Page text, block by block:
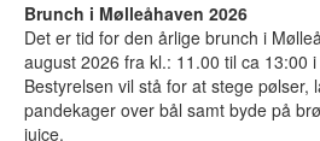
Brunch i Mølleåhaven 2026
Det er tid for den årlige brunch i
august 2026 fra kl.: 11.00 til ca 13:00
Bestyrelsen vil stå for at stege
pandekager over bål samt byde på
juice.